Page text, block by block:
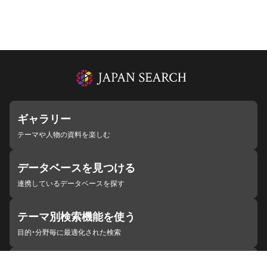
ギャラリー
テーマや人物の資料を楽しむ
データベースを見つける
連携しているデータベースを探す
テーマ別検索機能を使う
目的・分野毎に最適化された検索